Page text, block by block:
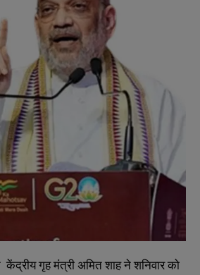
गृह मंत्री अमित शाह ने शनिवार को